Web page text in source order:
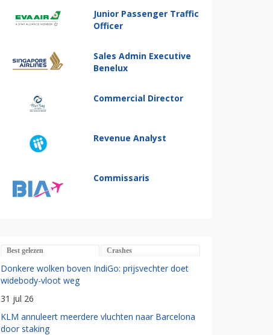
Junior Passenger Traffic
Officer
Sales Admin Executive
Benelux
Commercial Director
Revenue Analyst
Commissaris
Best gelezen Crashes
Donkere wolken boven IndiGo: prijsvechter doet
widebody-vloot weg
31 jul 26
KLM annuleert meerdere vluchten naar Barcelona
door staking